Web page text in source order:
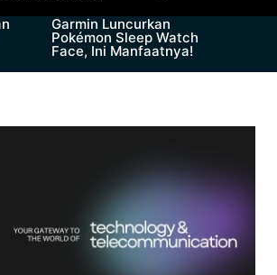
Garmin Luncurkan
Pokémon Sleep Watch
Face, Ini Manfaatnya!